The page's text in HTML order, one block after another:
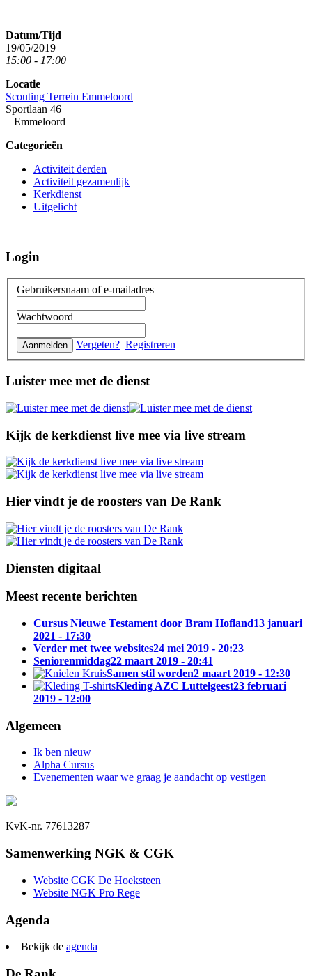
Datum/Tijd
19/05/2019
15:00 - 17:00
Locatie
Scouting Terrein Emmeloord
Sportlaan 46
Emmeloord
Categorieën
Activiteit derden
Activiteit gezamenlijk
Kerkdienst
Uitgelicht
Login
Gebruikersnaam of e-mailadres
Wachtwoord
Vergeten? Registreren
Luister mee met de dienst
Kijk de kerkdienst live mee via live stream
Hier vindt je de roosters van De Rank
Diensten digitaal
Meest recente berichten
Cursus Nieuwe Testament door Bram Hofland13 januari
2021 - 17:30
Verder met twee websites24 mei 2019 - 20:23
Seniorenmiddag22 maart 2019 - 20:41
Samen stil worden2 maart 2019 - 12:30
Kleding AZC Luttelgeest23 februari
2019 - 12:00
Algemeen
Ik ben nieuw
Alpha Cursus
Evenementen waar we graag je aandacht op vestigen
KvK-nr. 77613287
Samenwerking NGK & CGK
Website CGK De Hoeksteen
Website NGK Pro Rege
Agenda
Bekijk de agenda